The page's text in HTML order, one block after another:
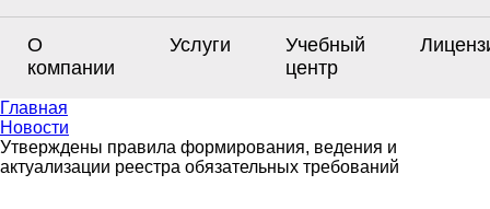
О
компании
Услуги
Учебный
центр
Главная
Новости
Утверждены правила формирования, ведения и
актуализации реестра обязательных требований